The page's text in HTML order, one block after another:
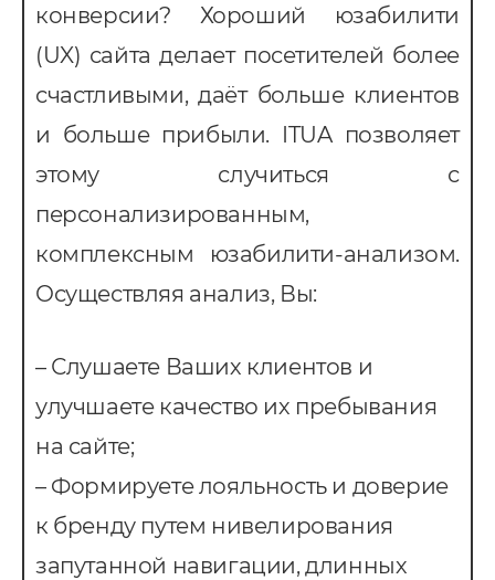
конверсии? Хороший юзабилити
(UX) сайта делает посетителей более
счастливыми, даёт больше клиентов
и больше прибыли. ITUA позволяет
этому случиться с
персонализированным,
комплексным юзабилити-анализом.
Осуществляя анализ, Вы:
– Слушаете Ваших клиентов и
улучшаете качество их пребывания
на сайте;
– Формируете лояльность и доверие
к бренду путем нивелирования
запутанной навигации, длинных